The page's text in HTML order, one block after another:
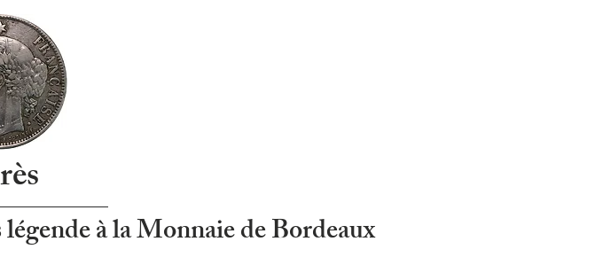
à la Monnaie de Bordeaux